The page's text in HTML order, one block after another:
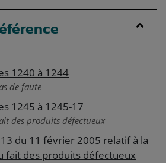
1240 à 1244
de faute
1245 à 1245-17
des produits défectueux
du 11 février 2005 relatif à la
fait des produits défectueux